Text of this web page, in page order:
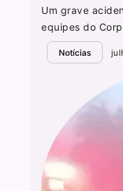
Um grave
equipes do
Notícias